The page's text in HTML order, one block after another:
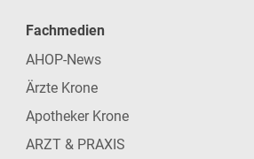
Fachmedien
AHOP-News
Ärzte Krone
Apotheker Krone
ARZT & PRAXIS